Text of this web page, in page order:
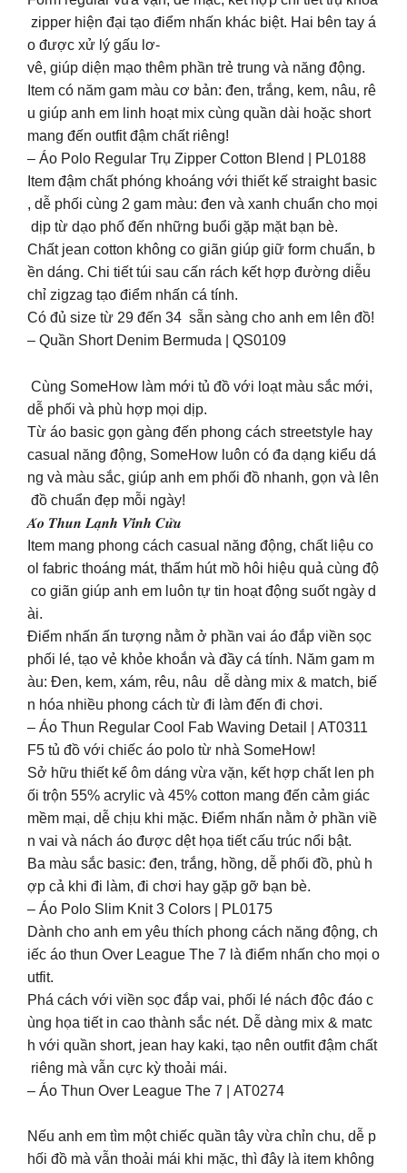
zipper hiện đại tạo điểm nhấn khác biệt. Hai bên tay á
o được xử lý gấu lơ-
vê, giúp diện mạo thêm phần trẻ trung và năng động.
Item có năm gam màu cơ bản: đen, trắng, kem, nâu, rê
u giúp anh em linh hoạt mix cùng quần dài hoặc short
mang đến outfit đậm chất riêng!
– Áo Polo Regular Trụ Zipper Cotton Blend | PL0188
Item đậm chất phóng khoáng với thiết kế straight basic
, dễ phối cùng 2 gam màu: đen và xanh chuẩn cho mọi
dịp từ dạo phố đến những buổi gặp mặt bạn bè.
Chất jean cotton không co giãn giúp giữ form chuẩn, b
ền dáng. Chi tiết túi sau cấn rách kết hợp đường diễu
chỉ zigzag tạo điểm nhấn cá tính.
Có đủ size từ 29 đến 34 sẵn sàng cho anh em lên đồ!
– Quần Short Denim Bermuda | QS0109
Cùng SomeHow làm mới tủ đồ với loạt màu sắc mới,
dễ phối và phù hợp mọi dịp.
Từ áo basic gọn gàng đến phong cách streetstyle hay
casual năng động, SomeHow luôn có đa dạng kiểu dá
ng và màu sắc, giúp anh em phối đồ nhanh, gọn và lên
đồ chuẩn đẹp mỗi ngày!
𝑨́𝒐 𝑻𝒉𝒖𝒏 𝑳𝒂̣𝒏𝒉 𝑽𝒊̃𝒏𝒉 𝑪𝒖̛̉𝒖
Item mang phong cách casual năng động, chất liệu co
ol fabric thoáng mát, thấm hút mồ hôi hiệu quả cùng độ
co giãn giúp anh em luôn tự tin hoạt động suốt ngày d
ài.
Điểm nhấn ấn tượng nằm ở phần vai áo đắp viền sọc
phối lé, tạo vẻ khỏe khoắn và đầy cá tính. Năm gam m
àu: Đen, kem, xám, rêu, nâu dễ dàng mix & match, biế
n hóa nhiều phong cách từ đi làm đến đi chơi.
– Áo Thun Regular Cool Fab Waving Detail | AT0311
F5 tủ đồ với chiếc áo polo từ nhà SomeHow!
Sở hữu thiết kế ôm dáng vừa vặn, kết hợp chất len ph
ối trộn 55% acrylic và 45% cotton mang đến cảm giác
mềm mại, dễ chịu khi mặc. Điểm nhấn nằm ở phần viề
n vai và nách áo được dệt họa tiết cấu trúc nổi bật.
Ba màu sắc basic: đen, trắng, hồng, dễ phối đồ, phù h
ợp cả khi đi làm, đi chơi hay gặp gỡ bạn bè.
– Áo Polo Slim Knit 3 Colors | PL0175
Dành cho anh em yêu thích phong cách năng động, ch
iếc áo thun Over League The 7 là điểm nhấn cho mọi o
utfit.
Phá cách với viền sọc đắp vai, phối lé nách độc đáo c
ùng họa tiết in cao thành sắc nét. Dễ dàng mix & matc
h với quần short, jean hay kaki, tạo nên outfit đậm chất
riêng mà vẫn cực kỳ thoải mái.
– Áo Thun Over League The 7 | AT0274
Nếu anh em tìm một chiếc quần tây vừa chỉn chu, dễ p
hối đồ mà vẫn thoải mái khi mặc, thì đây là item không